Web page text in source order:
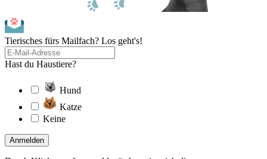
Tierisches fürs Mailfach? Los geht's!
Hast du Haustiere?
Hund
Katze
Keine
Anmelden